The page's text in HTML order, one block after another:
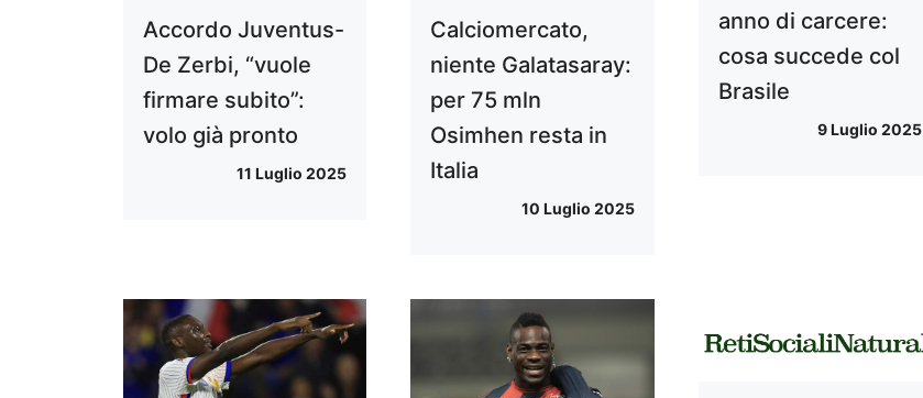
Accordo Juventus-
De Zerbi, “vuole
firmare subito”:
volo già pronto
11 Luglio 2025
Calciomercato,
niente Galatasaray:
per 75 mln
Osimhen resta in
Italia
10 Luglio 2025
anno di carcere:
cosa succede col
Brasile
9 Luglio 2025